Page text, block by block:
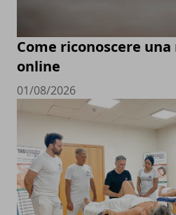
Come riconoscere
online
01/08/2026